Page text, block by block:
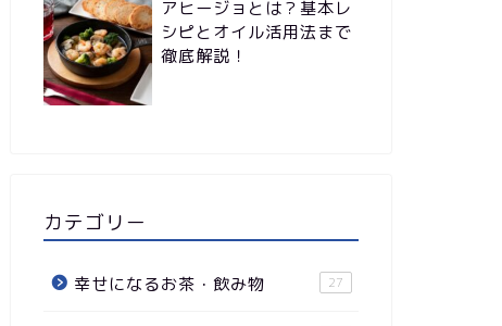
アヒージョとは？基本レ
シピとオイル活用法まで
徹底解説！
カテゴリー
幸せになるお茶・飲み物 27